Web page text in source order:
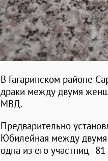
В Гагаринском районе
драки между двумя
МВД.
Предварительно
Юбилейная между двумя
одна из его участниц -